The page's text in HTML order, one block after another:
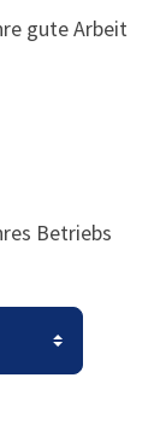
gute Arbeit
Betriebs